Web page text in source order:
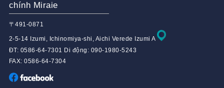
chính Miraie
〒491-0871
2-5-14 Izumi, Ichinomiya-shi, Aichi Verede Izumi A
ĐT: 0586-64-7301 Di động: 090-1980-5243
FAX: 0586-64-7304